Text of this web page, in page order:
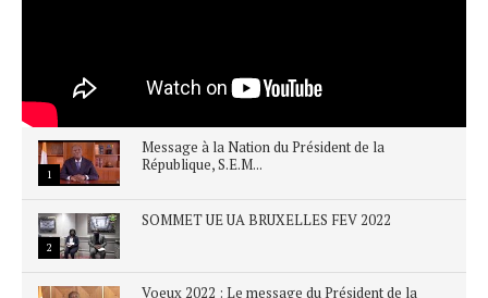
1
Message à la Nation du Président de la
République, S.E.M...
2
SOMMET UE UA BRUXELLES FEV 2022
Voeux 2022 : Le message du Président de la